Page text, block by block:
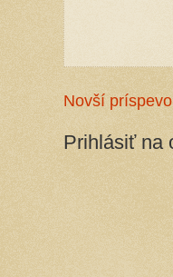
Novší
Prihlásiť na